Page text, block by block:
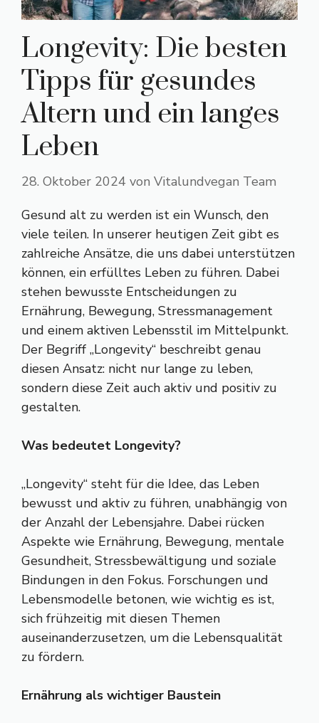
Longevity: Die besten
Tipps für gesundes
Altern und ein langes
Leben
28. Oktober 2024 von Vitalundvegan Team
Gesund alt zu werden ist ein Wunsch, den
viele teilen. In unserer heutigen Zeit gibt es
zahlreiche Ansätze, die uns dabei unterstützen
können, ein erfülltes Leben zu führen. Dabei
stehen bewusste Entscheidungen zu
Ernährung, Bewegung, Stressmanagement
und einem aktiven Lebensstil im Mittelpunkt.
Der Begriff „Longevity“ beschreibt genau
diesen Ansatz: nicht nur lange zu leben,
sondern diese Zeit auch aktiv und positiv zu
gestalten.
Was bedeutet Longevity?
„Longevity“ steht für die Idee, das Leben
bewusst und aktiv zu führen, unabhängig von
der Anzahl der Lebensjahre. Dabei rücken
Aspekte wie Ernährung, Bewegung, mentale
Gesundheit, Stressbewältigung und soziale
Bindungen in den Fokus. Forschungen und
Lebensmodelle betonen, wie wichtig es ist,
sich frühzeitig mit diesen Themen
auseinanderzusetzen, um die Lebensqualität
zu fördern.
Ernährung als wichtiger Baustein